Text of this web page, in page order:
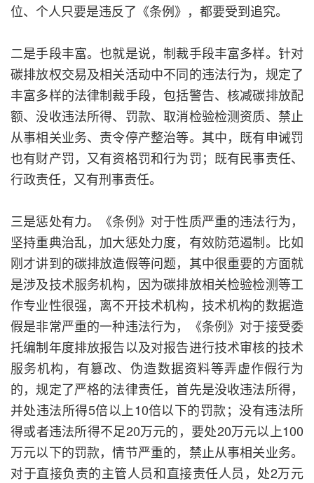
位、个人只要是违反了《条例》，都要受到追究。
二是手段丰富。也就是说，制裁手段丰富多样。针对
碳排放权交易及相关活动中不同的违法行为，规定了
丰富多样的法律制裁手段，包括警告、核减碳排放配
额、没收违法所得、罚款、取消检验检测资质、禁止
从事相关业务、责令停产整治等。其中，既有申诫罚
也有财产罚，又有资格罚和行为罚；既有民事责任、
行政责任，又有刑事责任。
三是惩处有力。《条例》对于性质严重的违法行为，
坚持重典治乱，加大惩处力度，有效防范遏制。比如
刚才讲到的碳排放造假等问题，其中很重要的方面就
是涉及技术服务机构，因为碳排放相关检验检测等工
作专业性很强，离不开技术机构，技术机构的数据造
假是非常严重的一种违法行为，《条例》对于接受委
托编制年度排放报告以及对报告进行技术审核的技术
服务机构，有篡改、伪造数据资料等弄虚作假行为
的，规定了严格的法律责任，首先是没收违法所得，
并处违法所得5倍以上10倍以下的罚款；没有违法所
得或者违法所得不足20万元的，要处20万元以上100
万元以下的罚款，情节严重的，禁止从事相关业务。
对于直接负责的主管人员和直接责任人员，处2万元